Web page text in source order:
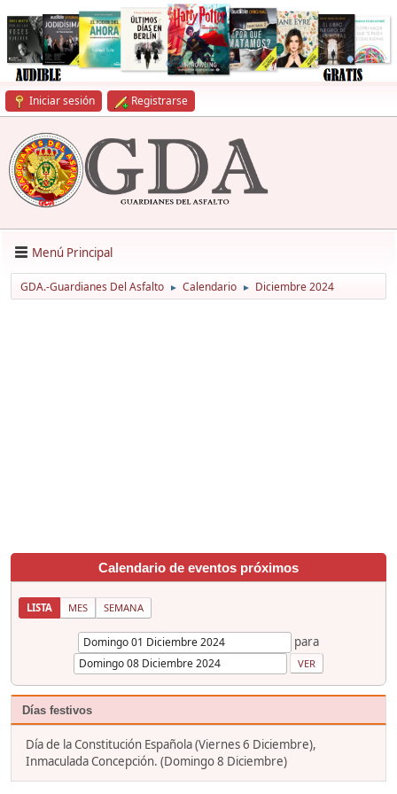
Iniciar sesión Registrarse
Menú Principal
GDA.-Guardianes Del Asfalto ► Calendario ► Diciembre 2024
Calendario de eventos próximos
LISTA MES SEMANA
para
Días festivos
Día de la Constitución Española (Viernes 6 Diciembre),
Inmaculada Concepción. (Domingo 8 Diciembre)